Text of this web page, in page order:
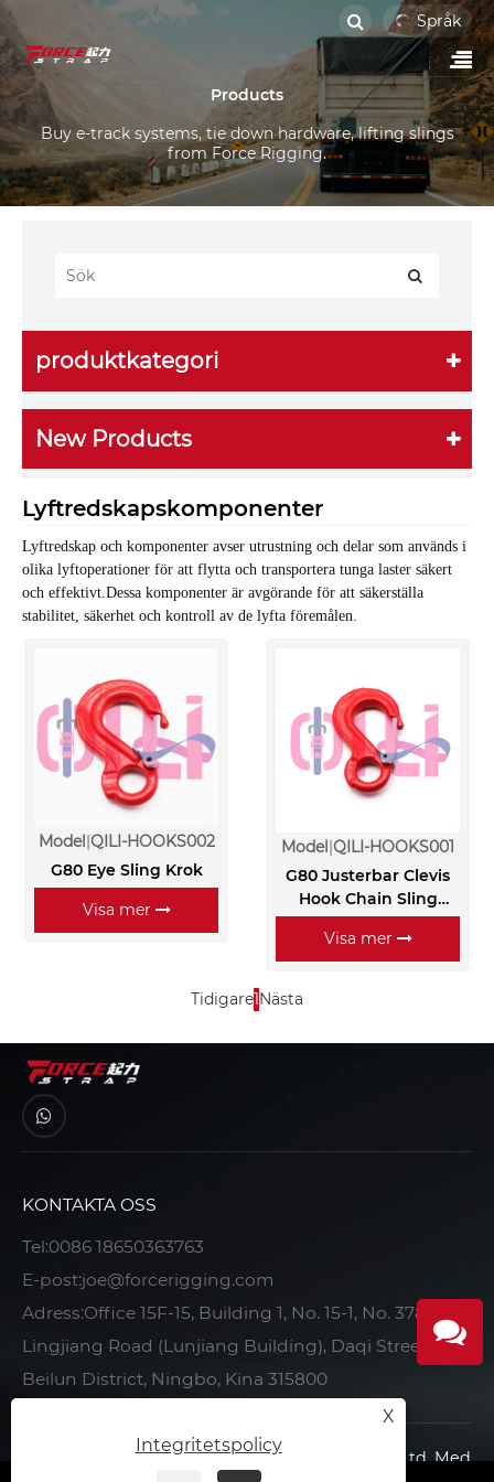
Språk
Products
Buy e-track systems, tie down hardware, lifting slings
from Force Rigging.
produktkategori
New Products
Lyftredskapskomponenter
Lyftredskap och komponenter avser utrustning och delar som används i
olika lyftoperationer för att flytta och transportera tunga laster säkert
och effektivt. Dessa komponenter är avgörande för att säkerställa
stabilitet, säkerhet och kontroll av de lyfta föremålen.
Model QILI-HOOKS002
G80 Eye Sling Krok
Visa mer
Model QILI-HOOKS001
G80 Justerbar Clevis
Hook Chain Sling
Lifting Chain Sling
Visa mer
Tidigare1Nästa
KONTAKTA OSS
Tel:0086 18650363763
E-post:joe@forcerigging.com
Adress:Office 15F-15, Building 1, No. 15-1, No. 378
Lingjiang Road (Lunjiang Building), Daqi Street,
Beilun District, Ningbo, Kina 315800
Copyright © 2022 Ningbo Force Auto Parts Co., Ltd. Med
X
Integritetspolicy